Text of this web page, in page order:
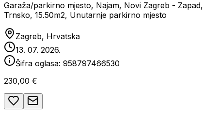
Garaža/parkirno mjesto, Najam, Novi Zagreb - Zapad,
Trnsko, 15.50m2, Unutarnje parkirno mjesto
Zagreb, Hrvatska
13. 07. 2026.
Šifra oglasa: 958797466530
230,00 €